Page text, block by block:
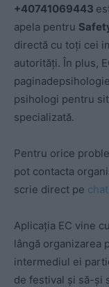
+40741069443
apela pentru
directă cu toți cei
autorități. În plus,
psihologi pentru
specializată.
Pentru orice
pot contacta
scrie direct pe
Aplicația EC vine
lângă organizarea
intermediul ei
de festival și să-și